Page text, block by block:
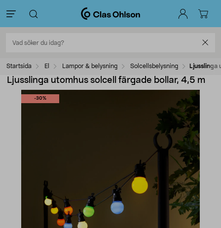
Startsida El Lampor & belysning Solcellsbelysning Ljusslinga
Ljusslinga utomhus solcell färgade bollar, 4,5 m
-30%